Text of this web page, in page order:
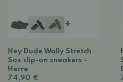
+
Hey Dude Wally Stretch
Sox slip-on sneakers -
Herre
74,90 €